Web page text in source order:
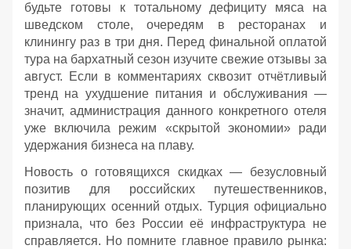
будьте готовы к тотальному дефициту мяса на
шведском столе, очередям в ресторанах и
клинингу раз в три дня. Перед финальной оплатой
тура на бархатный сезон изучите свежие отзывы за
август. Если в комментариях сквозит отчётливый
тренд на ухудшение питания и обслуживания —
значит, администрация данного конкретного отеля
уже включила режим «скрытой экономии» ради
удержания бизнеса на плаву.
Новость о готовящихся скидках — безусловный
позитив для российских путешественников,
планирующих осенний отдых. Турция официально
признала, что без России её инфраструктура не
справляется. Но помните главное правило рынка: